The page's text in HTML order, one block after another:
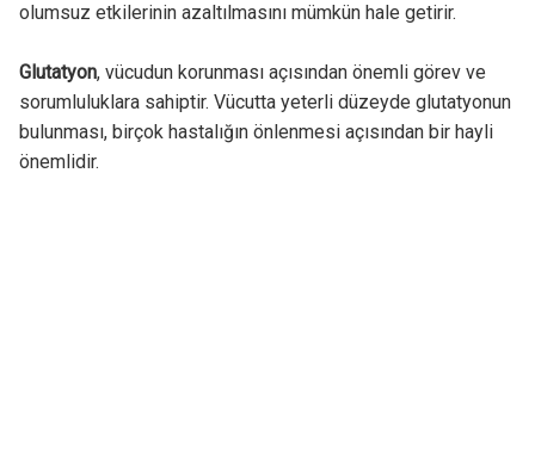
olumsuz etkilerinin azaltılmasını mümkün hale getirir.
Glutatyon, vücudun korunması açısından önemli görev ve
sorumluluklara sahiptir. Vücutta yeterli düzeyde glutatyonun
bulunması, birçok hastalığın önlenmesi açısından bir hayli
önemlidir.